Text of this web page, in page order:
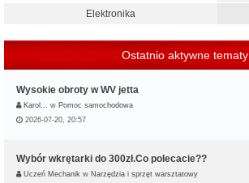
Elektronika
Ostatnio aktywne tematy
Wysokie obroty w WV jetta
Karol… w Pomoc samochodowa
2026-07-20, 20:57
Wybór wkrętarki do 300zł.Co polecacie??
Uczeń Mechanik w Narzędzia i sprzęt warsztatowy